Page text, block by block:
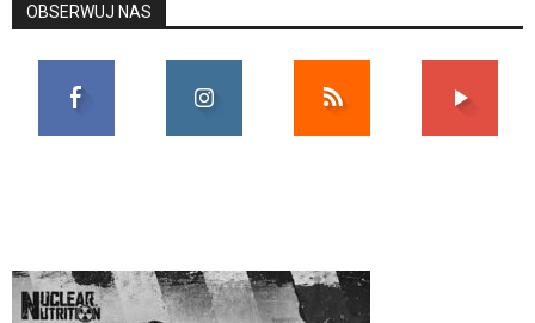
OBSERWUJ NAS